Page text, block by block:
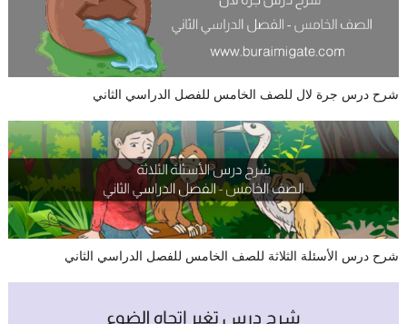
شرح درس جرة لال للصف الخامس للفصل الدراسي الثاني
شرح درس الأسئلة الثلاثة للصف الخامس للفصل الدراسي الثاني